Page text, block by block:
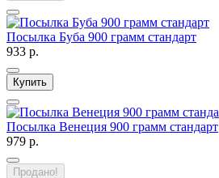
Посылка Буба 900 грамм стандарт
933 р.
Купить
Посылка Венеция 900 грамм стандарт
979 р.
Продано!